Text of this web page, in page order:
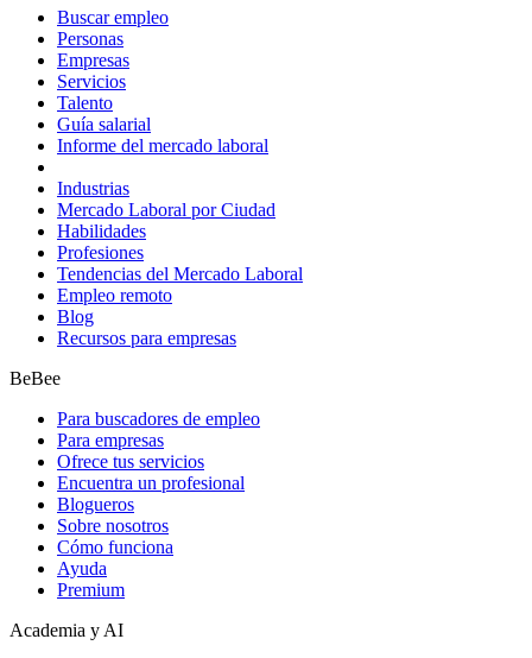
Buscar empleo
Personas
Empresas
Servicios
Talento
Guía salarial
Informe del mercado laboral
Industrias
Mercado Laboral por Ciudad
Habilidades
Profesiones
Tendencias del Mercado Laboral
Empleo remoto
Blog
Recursos para empresas
BeBee
Para buscadores de empleo
Para empresas
Ofrece tus servicios
Encuentra un profesional
Blogueros
Sobre nosotros
Cómo funciona
Ayuda
Premium
Academia y AI